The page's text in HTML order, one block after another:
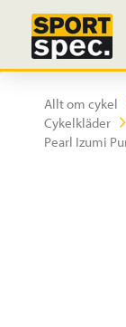
Allt om cykel
Cykelkläder
Pearl Izumi